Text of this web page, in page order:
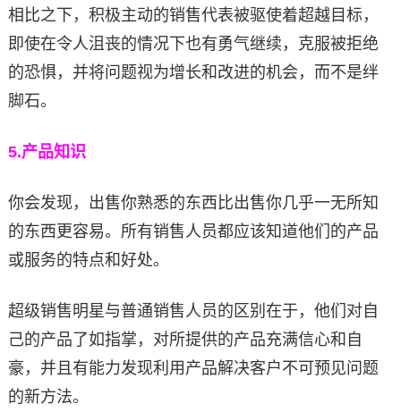
相比之下，积极主动的销售代表被驱使着超越目标，
即使在令人沮丧的情况下也有勇气继续，克服被拒绝
的恐惧，并将问题视为增长和改进的机会，而不是绊
脚石。
5.产品知识
你会发现，出售你熟悉的东西比出售你几乎一无所知
的东西更容易。所有销售人员都应该知道他们的产品
或服务的特点和好处。
超级销售明星与普通销售人员的区别在于，他们对自
己的产品了如指掌，对所提供的产品充满信心和自
豪，并且有能力发现利用产品解决客户不可预见问题
的新方法。